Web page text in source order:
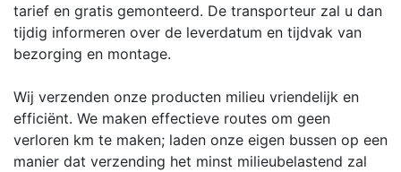
tarief en gratis gemonteerd. De transporteur zal u dan
tijdig informeren over de leverdatum en tijdvak van
bezorging en montage.
Wij verzenden onze producten milieu vriendelijk en
efficiënt. We maken effectieve routes om geen
verloren km te maken; laden onze eigen bussen op een
manier dat verzending het minst milieubelastend zal